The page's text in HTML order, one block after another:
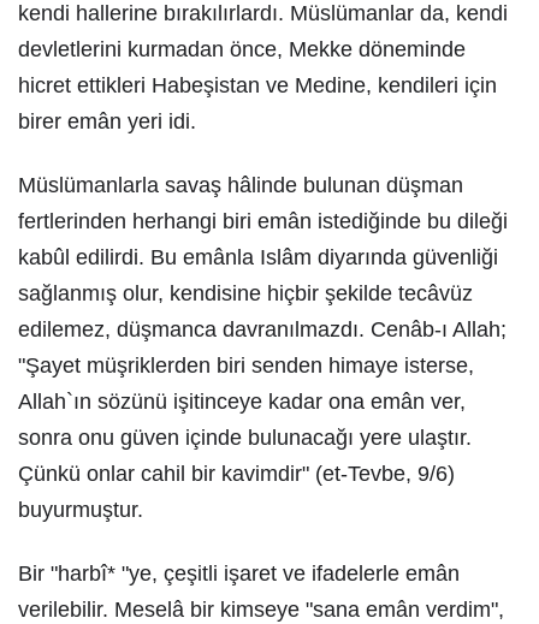
kendi hallerine bırakılırlardı. Müslümanlar da, kendi
devletlerini kurmadan önce, Mekke döneminde
hicret ettikleri Habeşistan ve Medine, kendileri için
birer emân yeri idi.
Müslümanlarla savaş hâlinde bulunan düşman
fertlerinden herhangi biri emân istediğinde bu dileği
kabûl edilirdi. Bu emânla Islâm diyarında güvenliği
sağlanmış olur, kendisine hiçbir şekilde tecâvüz
edilemez, düşmanca davranılmazdı. Cenâb-ı Allah;
"Şayet müşriklerden biri senden himaye isterse,
Allah`ın sözünü işitinceye kadar ona emân ver,
sonra onu güven içinde bulunacağı yere ulaştır.
Çünkü onlar cahil bir kavimdir" (et-Tevbe, 9/6)
buyurmuştur.
Bir "harbî* "ye, çeşitli işaret ve ifadelerle emân
verilebilir. Meselâ bir kimseye "sana emân verdim",